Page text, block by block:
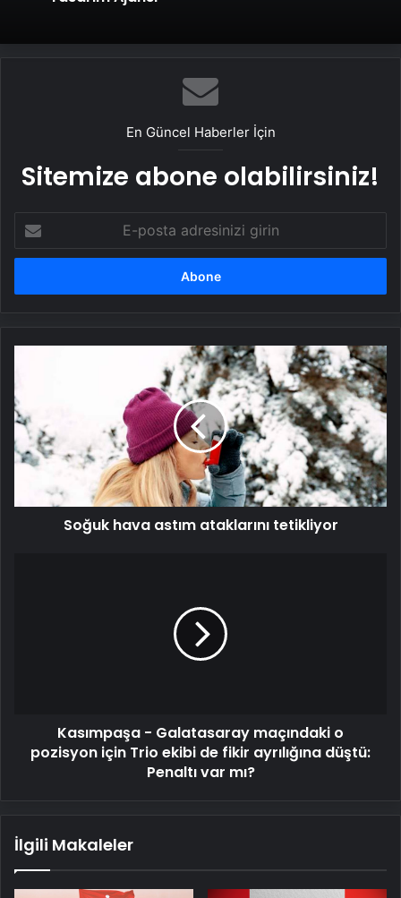
En Güncel Haberler İçin
Sitemize abone olabilirsiniz!
posta
adresinizi
astım
ataklarını
tetikliyor
Soğuk hava astım ataklarını tetikliyor
fikir
mı?
Kasımpaşa - Galatasaray maçındaki o
pozisyon için Trio ekibi de fikir ayrılığına düştü:
Penaltı var mı?
İlgili Makaleler